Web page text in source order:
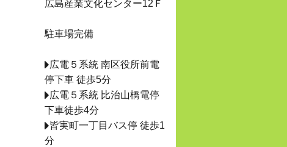
広島産業文化センター12Ｆ
駐車場完備
広電５系統 南区役所前電
停下車 徒歩5分
広電５系統 比治山橋電停
下車徒歩4分
皆実町一丁目バス停 徒歩1
分